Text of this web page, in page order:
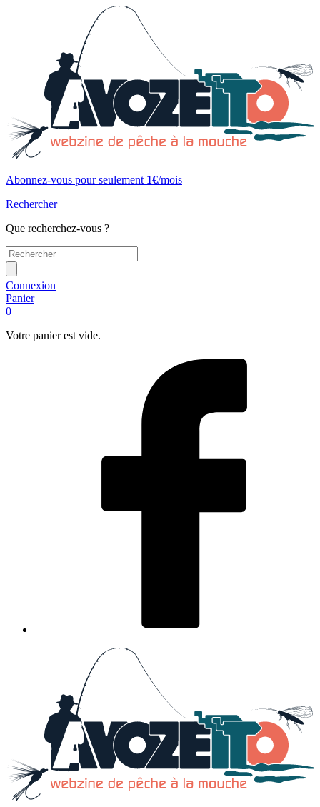
Abonnez-vous pour seulement 1€/mois
Rechercher
Que recherchez-vous ?
Connexion
Panier
0
Votre panier est vide.